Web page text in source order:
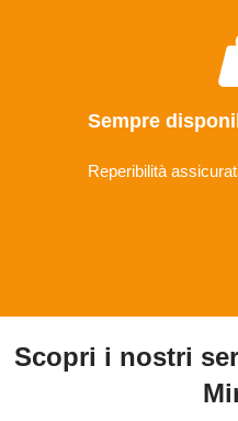
Sempre
Reperibilità
Scopri i nostri